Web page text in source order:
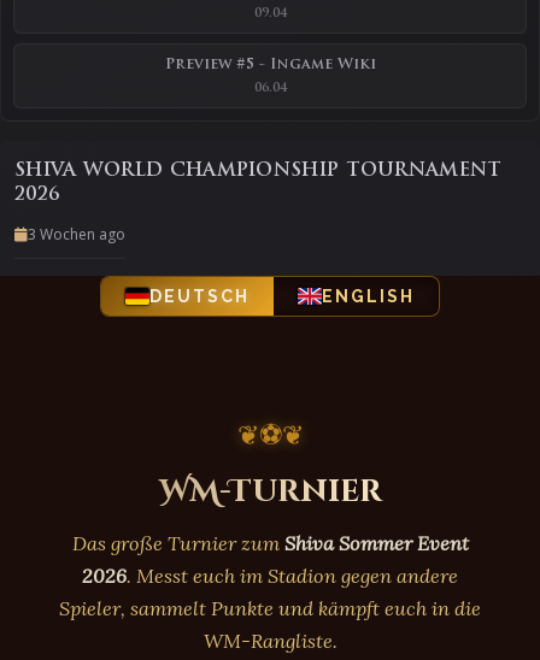
09.04
Preview #5 - Ingame Wiki
06.04
SHIVA WORLD CHAMPIONSHIP TOURNAMENT
2026
3 Wochen ago
DEUTSCH ENGLISH
❦⚽❦
WM-Turnier
Das große Turnier zum Shiva Sommer Event
2026. Messt euch im Stadion gegen andere
Spieler, sammelt Punkte und kämpft euch in die
WM-Rangliste.